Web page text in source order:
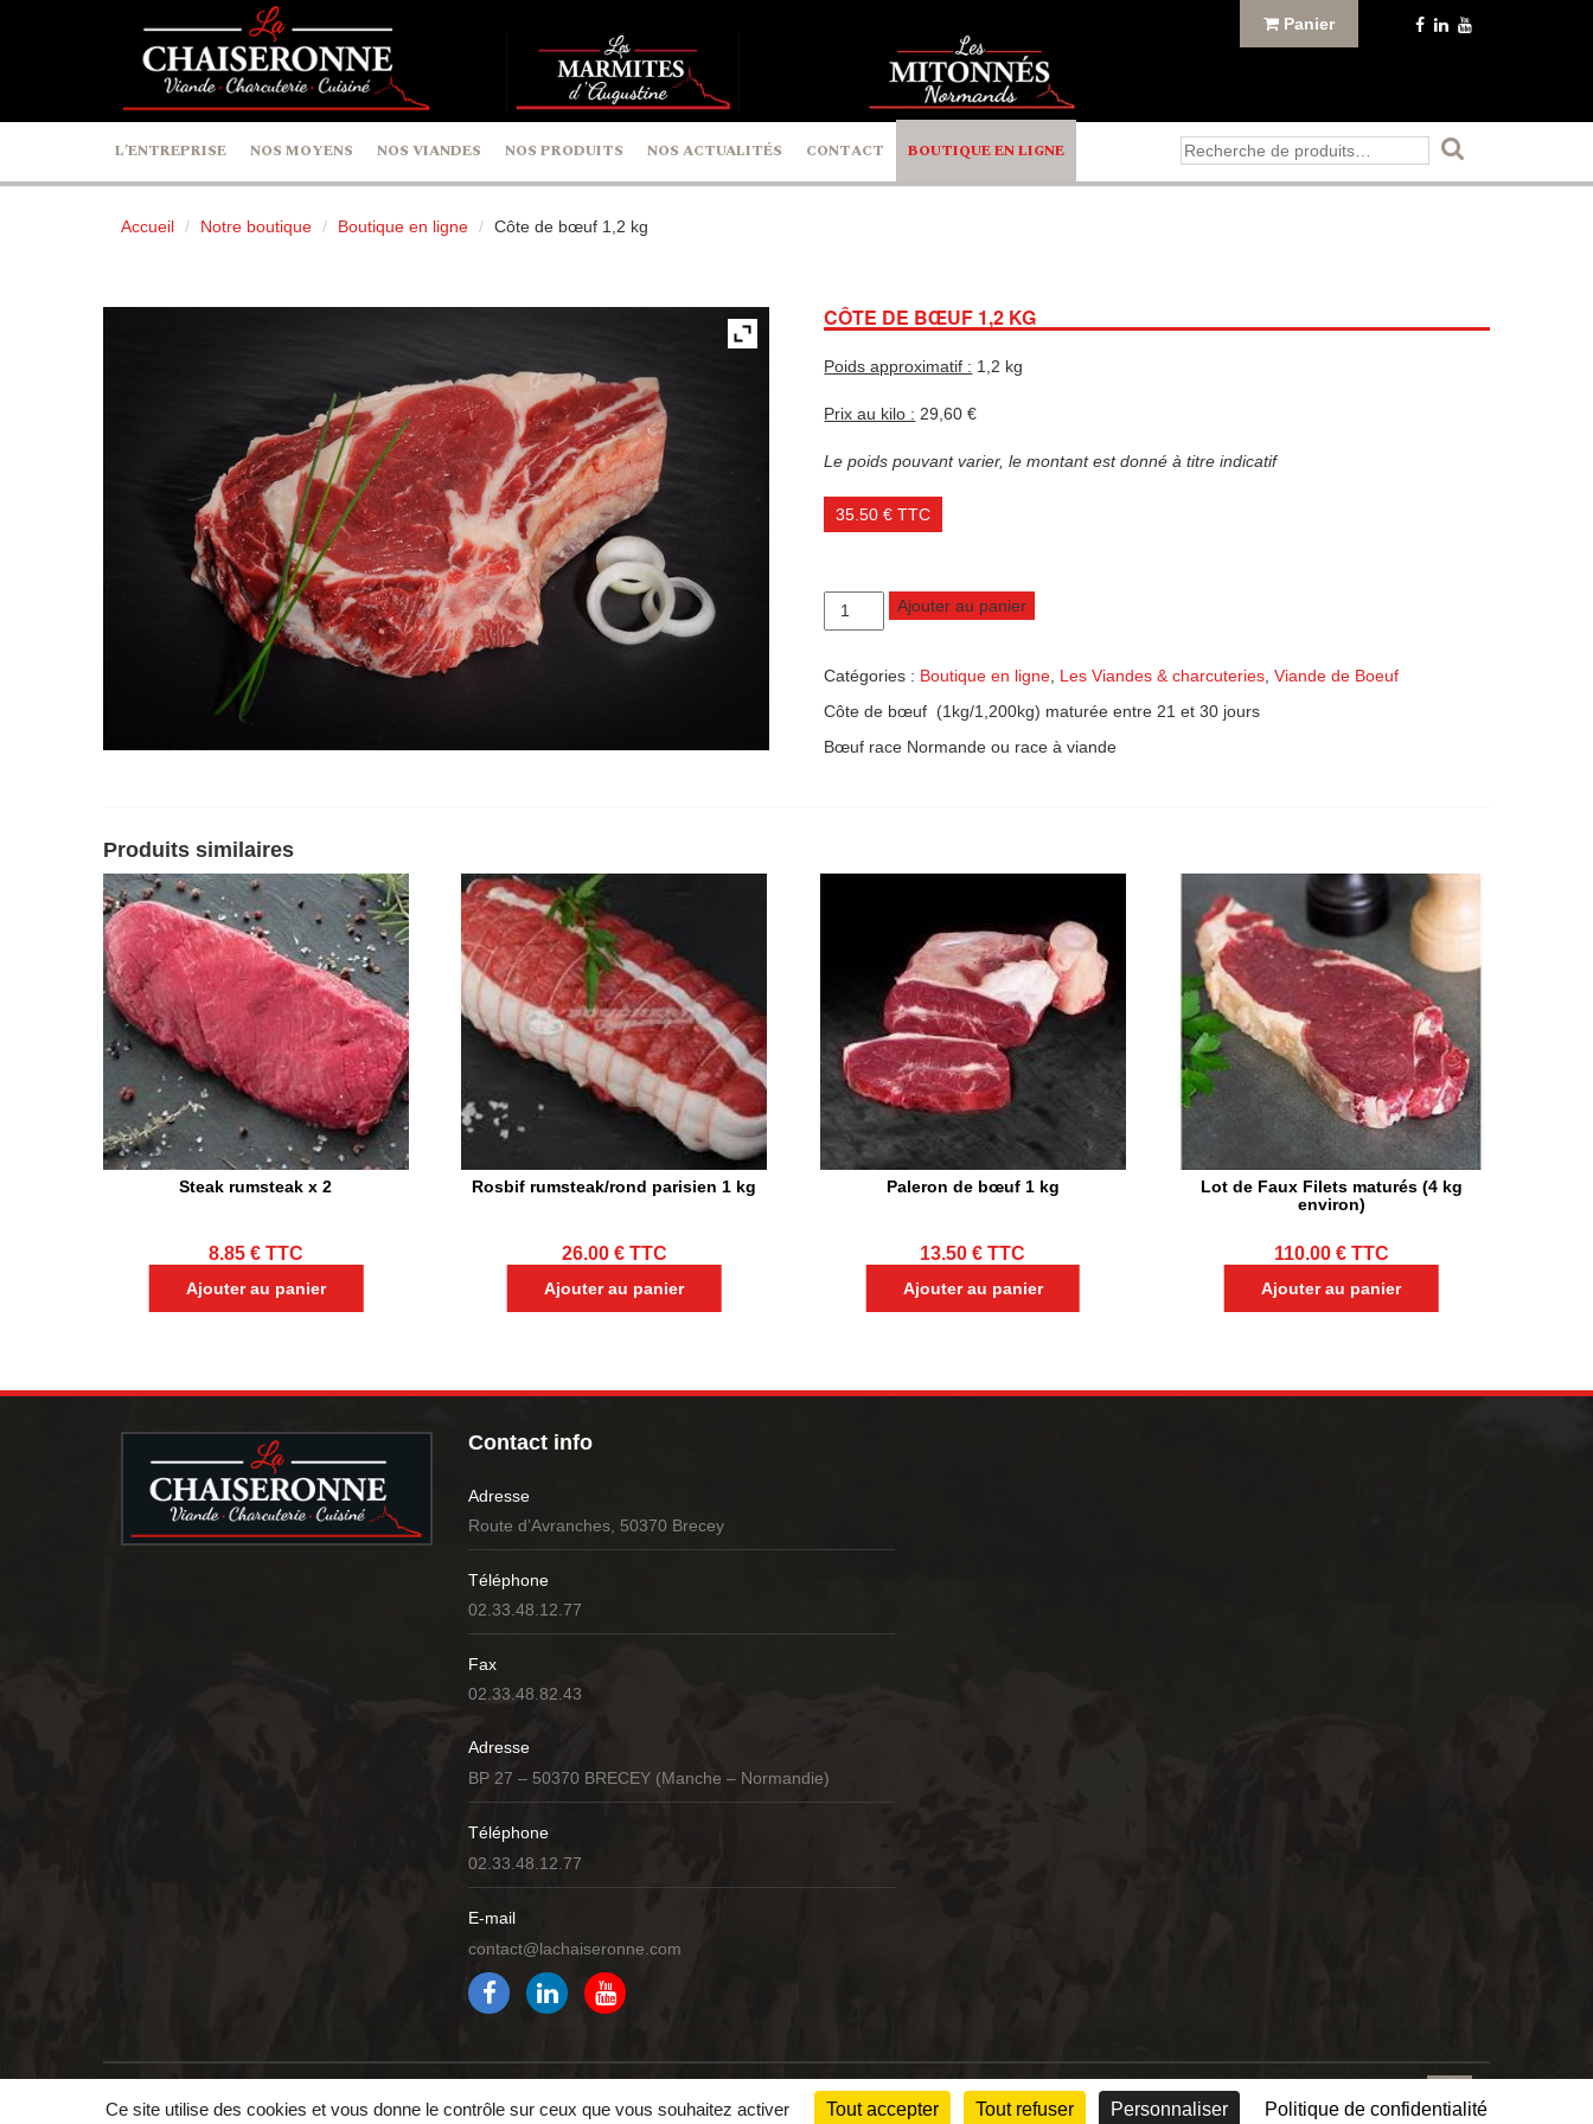
Panier
L’ENTREPRISE NOS MOYENS NOS VIANDES NOS PRODUITS NOS ACTUALITÉS CONTACT BOUTIQUE EN LIGNE
Recherche
pour :
Accueil Notre boutique Boutique en ligne Côte de bœuf 1,2 kg
CÔTE DE BŒUF 1,2 KG
Poids approximatif : 1,2 kg
Prix au kilo : 29,60 €
Le poids pouvant varier, le montant est donné à titre indicatif
35.50€ TTC
quantité
de
de
1,2
kg
Ajouter au panier
Catégories : Boutique en ligne Les Viandes & charcuteries ,Viande de Boeuf
Côte de bœuf (1kg/1,200kg) maturée entre 21 et 30 jours
Bœuf race Normande ou race à viande
Produits similaires
Steak rumsteak x 2
8.85 €TTC
Ajouter au panier
Rosbif rumsteak/rond parisien 1 kg
26.00 €TTC
Ajouter au panier
Paleron de bœuf 1 kg
13.50€ TTC
Ajouter au panier
Lot de Faux Filets maturés (4 kg
environ)
110.00 €TTC
Ajouter au panier
Contact info
Adresse
Route d’Avranches, 50370 Brecey
Téléphone
02.33.48.12.77
Fax
02.33.48.82.43
Adresse
BP 27 – 50370 BRECEY (Manche – Normandie)
Téléphone
02.33.48.12.77
E-mail
contact@lachaiseronne.com
Accueil Mentions légales Politique de confidentialité © Conception : Mediapilote Normandie
Ce site utilise des cookies et vous donne le contrôle sur ceux que vous souhaitez activer Tout accepter Tout refuser Personnaliser Politique de confidentialité